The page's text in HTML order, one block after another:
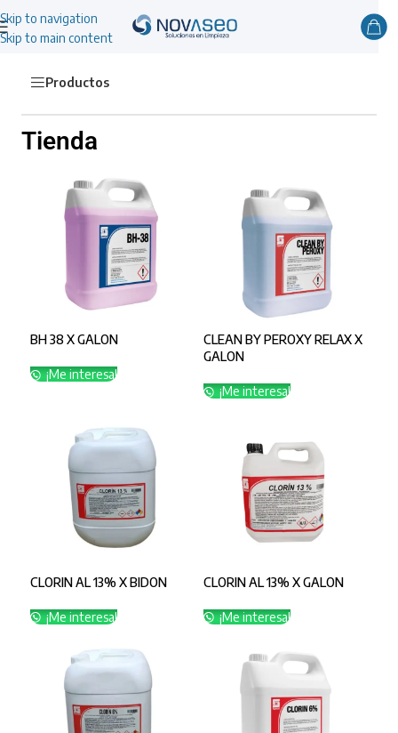
Skip to navigation
Skip to main content
Productos
Tienda
BH 38 X GALON
¡Me interesa!
CLEAN BY PEROXY RELAX X
GALON
¡Me interesa!
CLORIN AL 13% X BIDON
¡Me interesa!
CLORIN AL 13% X GALON
¡Me interesa!